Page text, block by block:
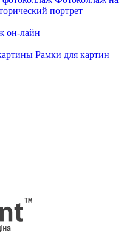
портрет
он-лайн
Рамки для картин